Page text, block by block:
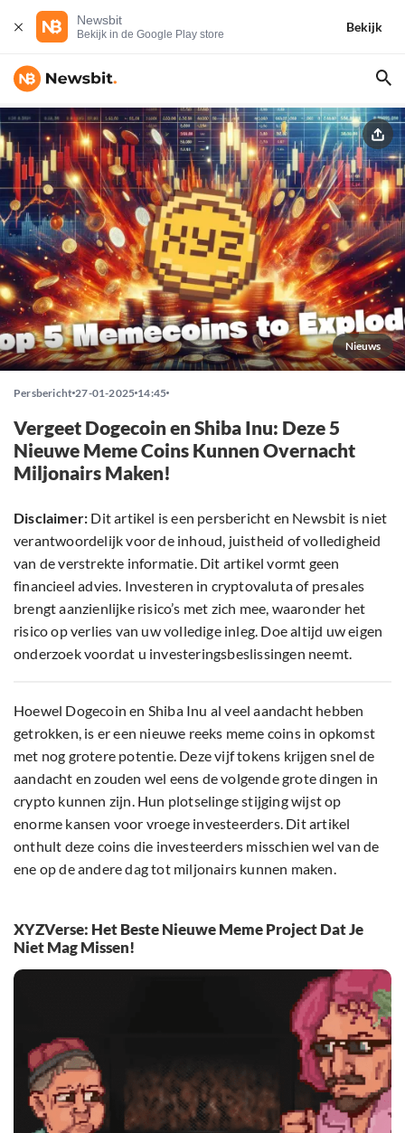
Newsbit
Bekijk in de Google Play store
Bekijk
Nieuws
Persbericht 27-01-2025 14:45
Vergeet Dogecoin en Shiba Inu: Deze 5
Nieuwe Meme Coins Kunnen Overnacht
Miljonairs Maken!
Disclaimer: Dit artikel is een persbericht en Newsbit is niet
verantwoordelijk voor de inhoud, juistheid of volledigheid
van de verstrekte informatie. Dit artikel vormt geen
financieel advies. Investeren in cryptovaluta of presales
brengt aanzienlijke risico’s met zich mee, waaronder het
risico op verlies van uw volledige inleg. Doe altijd uw eigen
onderzoek voordat u investeringsbeslissingen neemt.
Hoewel Dogecoin en Shiba Inu al veel aandacht hebben
getrokken, is er een nieuwe reeks meme coins in opkomst
met nog grotere potentie. Deze vijf tokens krijgen snel de
aandacht en zouden wel eens de volgende grote dingen in
crypto kunnen zijn. Hun plotselinge stijging wijst op
enorme kansen voor vroege investeerders. Dit artikel
onthult deze coins die investeerders misschien wel van de
ene op de andere dag tot miljonairs kunnen maken.
XYZVerse: Het Beste Nieuwe Meme Project Dat Je
Niet Mag Missen!